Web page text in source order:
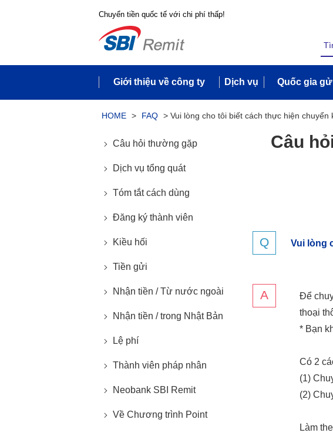
Chuyển tiền quốc tế với chi phí thấp!
Giới thiệu về công ty Dịch vụ Quốc gia
HOME > FAQ > Vui lòng cho tôi biết cách thực hiện chuyển
Câu
Vui lòng
Để
thoại
* Bạn
Có 2
(1)
(2)
Làm
Câu hỏi thường gặp
Dịch vụ tổng quát
Tóm tắt cách dùng
Đăng ký thành viên
Kiều hối
Tiền gửi
Nhận tiền / Từ nước ngoài
Nhận tiền / trong Nhật Bản
Lệ phí
Thành viên pháp nhân
Neobank SBI Remit
Về Chương trình Point